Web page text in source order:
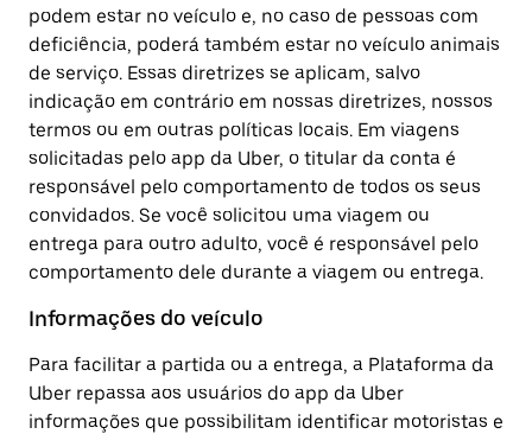
podem estar no veículo e, no caso de pessoas com
deficiência, poderá também estar no veículo animais
de serviço. Essas diretrizes se aplicam, salvo
indicação em contrário em nossas diretrizes, nossos
termos ou em outras políticas locais. Em viagens
solicitadas pelo app da Uber, o titular da conta é
responsável pelo comportamento de todos os seus
convidados. Se você solicitou uma viagem ou
entrega para outro adulto, você é responsável pelo
comportamento dele durante a viagem ou entrega.
Informações do veículo
Para facilitar a partida ou a entrega, a Plataforma da
Uber repassa aos usuários do app da Uber
informações que possibilitam identificar motoristas e